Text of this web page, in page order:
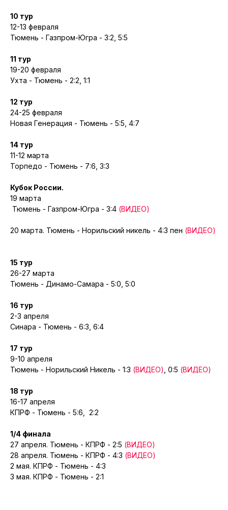
10 тур
12-13 февраля
Тюмень - Газпром-Югра - 3:2, 5:5
11 тур
19-20 февраля
Ухта - Тюмень - 2:2, 1:1
12 тур
24-25 февраля
Новая Генерация - Тюмень - 5:5, 4:7
14 тур
11-12 марта
Торпедо - Тюмень - 7:6, 3:3
Кубок России.
19 марта
Тюмень - Газпром-Югра - 3:4 (ВИДЕО)
20 марта. Тюмень - Норильский никель - 4:3 пен (ВИДЕО)
15 тур
26-27 марта
Тюмень - Динамо-Самара - 5:0, 5:0
16 тур
2-3 апреля
Синара - Тюмень - 6:3, 6:4
17 тур
9-10 апреля
Тюмень - Норильский Никель - 1:3 (ВИДЕО) , 0:5 (ВИДЕО)
18 тур
16-17 апреля
КПРФ - Тюмень - 5:6, 2:2
1/4 финала
27 апреля. Тюмень - КПРФ - 2:5 (ВИДЕО)
28 апреля. Тюмень - КПРФ - 4:3 (ВИДЕО)
2 мая. КПРФ - Тюмень - 4:3
3 мая. КПРФ - Тюмень - 2:1